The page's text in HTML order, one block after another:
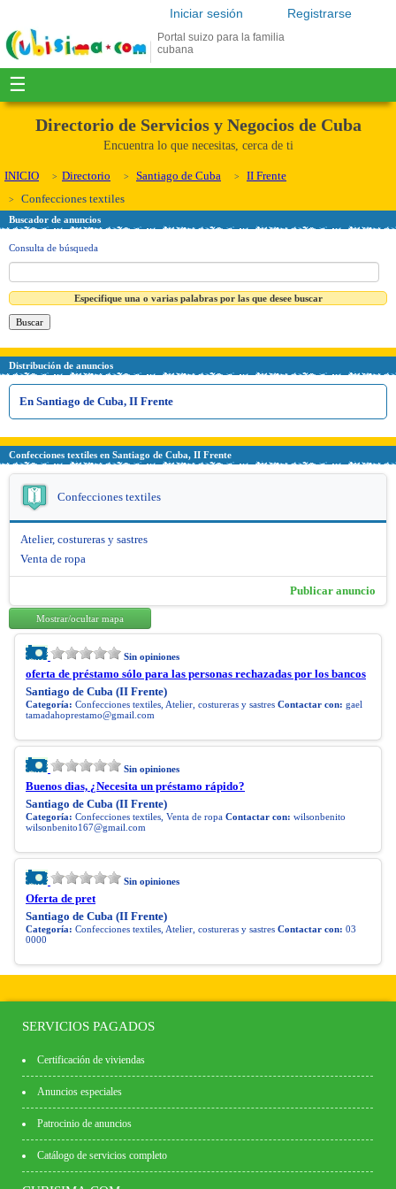
Registrarse
Iniciar sesión
Portal suizo para la familia
cubana
☰
Directorio de Servicios y Negocios de Cuba
Encuentra lo que necesitas, cerca de ti
INICIO Directorio Santiago de Cuba
II Frente
Confecciones textiles
Buscador de anuncios
Consulta de búsqueda
Especifique una o varias palabras por las que desee buscar
Distribución de anuncios
En Santiago de Cuba, II Frente
Confecciones textiles en Santiago de Cuba, II Frente
Confecciones textiles
Atelier, costureras y sastres
Venta de ropa
Publicar anuncio
Mostrar/ocultar mapa
Sin opiniones
oferta de préstamo sólo para las personas rechazadas por los bancos
Santiago de Cuba (II Frente)
Categoría: Confecciones textiles, Atelier, costureras y sastres Contactar con: gael
tamadahoprestamo@gmail.com
Sin opiniones
Buenos dias, ¿Necesita un préstamo rápido?
Santiago de Cuba (II Frente)
Categoría: Confecciones textiles, Venta de ropa Contactar con: wilsonbenito
wilsonbenito167@gmail.com
Sin opiniones
Oferta de pret
Santiago de Cuba (II Frente)
Categoría: Confecciones textiles, Atelier, costureras y sastres Contactar con: 03
0000
SERVICIOS PAGADOS
Certificación de viviendas
Anuncios especiales
Patrocinio de anuncios
Catálogo de servicios completo